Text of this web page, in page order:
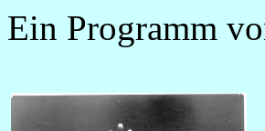
Ein Programm